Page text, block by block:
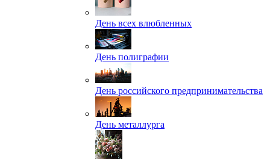
День всех влюбленных
День полиграфии
День российского предпринимательства
День металлурга